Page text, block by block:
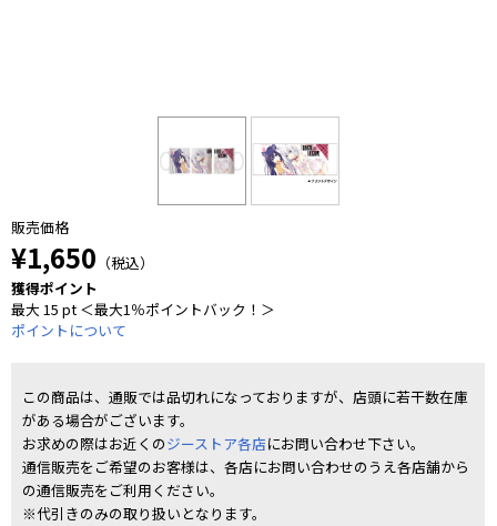
販売価格
¥1,650 （税込）
獲得ポイント
最大 15 pt ＜最大1％ポイントバック！＞
ポイントについて
この商品は、通販では品切れになっておりますが、店頭に若干数在庫
がある場合がございます。
お求めの際はお近くのジーストア各店にお問い合わせ下さい。
通信販売をご希望のお客様は、各店にお問い合わせのうえ各店舗から
の通信販売をご利用ください。
※代引きのみの取り扱いとなります。